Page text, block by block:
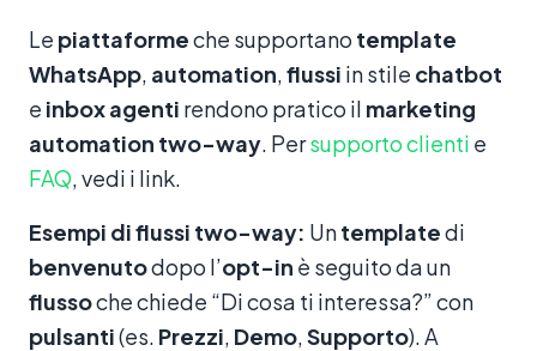
Le piattaformeche supportano template
WhatsApp, automation,flussi in stile chatbot
e inboxagenti rendono pratico il marketing
automation two-way. Persupporto clienti e
FAQ, vedi i link.
Esempi di flussi two-way: Untemplatedi
benvenutodopo l’opt-in è seguito da un
flussoche chiede “Di cosa ti interessa?” con
pulsanti(es. Prezzi, Demo,Supporto). A